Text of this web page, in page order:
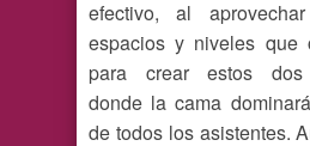
efectivo, al
espacios y niveles que
para crear estos dos
donde la cama
de todos los asistentes.